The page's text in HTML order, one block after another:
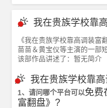
我在贵族学校靠
《我在贵族学校靠高调装富
苗苗＆黄宝仪等主演的一部短
该部作品讲述了：暂无简介
我在贵族学校靠
1、请问哪个平台可以免费
富翻盘》?